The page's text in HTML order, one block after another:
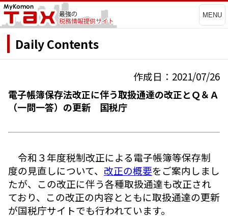
MENU
Daily Contents
作成日：2021/07/26
電子帳簿保存法改正に伴う取扱通達の改正とＱ＆Ａ
（一問一答）の更新 国税庁
令和３年度税制改正による電子帳簿等保存制
度の見直しについて、 改正の概要をご案内しまし
たが、この改正に伴う各種取扱通達も改正され
ており、この改正の内容とともに取扱通達の更新
が国税庁サイトでも行われています。